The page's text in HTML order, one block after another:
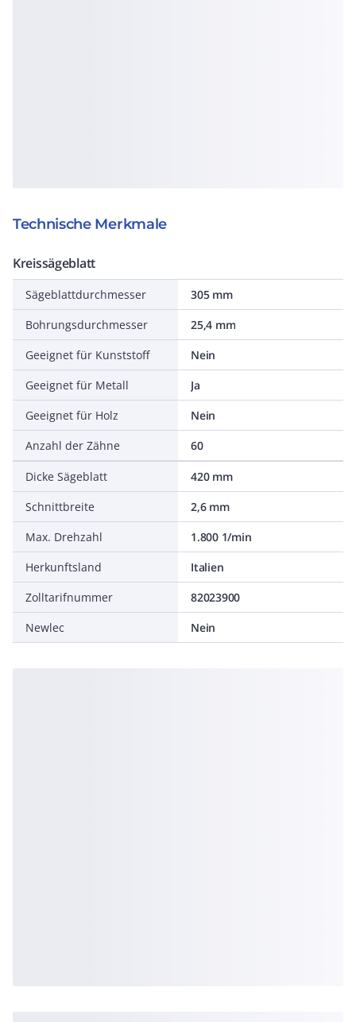
Technische Merkmale
Kreissägeblatt
Sägeblattdurchmesser
305 mm
Bohrungsdurchmesser
25,4 mm
Geeignet für Kunststoff
Nein
Geeignet für Metall
Ja
Geeignet für Holz
Nein
Anzahl der Zähne
60
Dicke Sägeblatt
420 mm
Schnittbreite
2,6 mm
Max. Drehzahl
1.800 1/min
Herkunftsland
Italien
Zolltarifnummer
82023900
Newlec
Nein